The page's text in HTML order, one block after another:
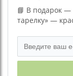
области
Сомелье».
📘 В подарок —
тарелку» —